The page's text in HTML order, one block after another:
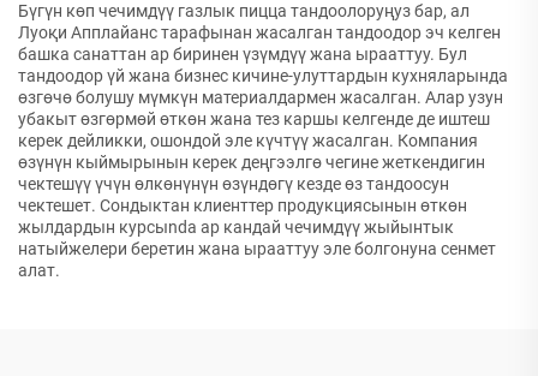
Бүгүн көп чечимдүү газлык пицца тандоолоруңуз бар, ал
Луоқи Апплайанс тарафынан жасалган тандоодор эч келген
башка санаттан ар биринен үзүмдүү жана ырааттуу. Бул
тандоодор үй жана бизнес кичине-улуттардын кухняларында
өзгөчө болушу мүмкүн материалдармен жасалган. Алар узун
убакыт өзгөрмөй өткөн жана тез каршы келгенде де иштеш
керек дейликки, ошондой эле күчтүү жасалган. Компания
өзүнүн кыймырынын керек деңгээлгө чегине жеткендигин
чектешүү үчүн өлкөнүнүн өзүндөгү кезде өз тандоосун
чектешет. Сондыктан клиенттер продукциясынын өткөн
жылдардын курсыnda ар кандай чечимдүү жыйынтык
натыйжелери беретин жана ырааттуу эле болгонуна сенмет
алат.